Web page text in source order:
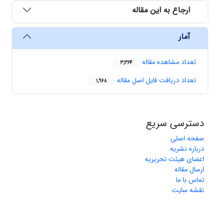
ارجاع به این مقاله
آمار
تعداد مشاهده مقاله 3,364
تعداد دریافت فایل اصل مقاله 1,968
دسترسی سریع
صفحه اصلی
درباره نشریه
اعضای هیئت تحریریه
ارسال مقاله
تماس با ما
نقشه سایت